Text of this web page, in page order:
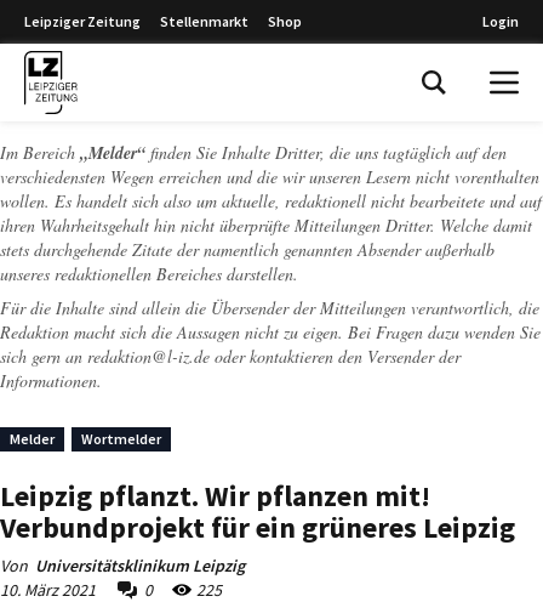
Leipziger Zeitung Stellenmarkt Shop Login
Im Bereich „Melder“ finden Sie Inhalte Dritter, die uns tagtäglich auf den
verschiedensten Wegen erreichen und die wir unseren Lesern nicht vorenthalten
wollen. Es handelt sich also um aktuelle, redaktionell nicht bearbeitete und auf
ihren Wahrheitsgehalt hin nicht überprüfte Mitteilungen Dritter. Welche damit
stets durchgehende Zitate der namentlich genannten Absender außerhalb
unseres redaktionellen Bereiches darstellen.
Für die Inhalte sind allein die Übersender der Mitteilungen verantwortlich, die
Redaktion macht sich die Aussagen nicht zu eigen. Bei Fragen dazu wenden Sie
sich gern an redaktion@l-iz.de oder kontaktieren den Versender der
Informationen.
Melder Wortmelder
Leipzig pflanzt. Wir pflanzen mit!
Verbundprojekt für ein grüneres Leipzig
Von Universitätsklinikum Leipzig
10. März 2021
0 225